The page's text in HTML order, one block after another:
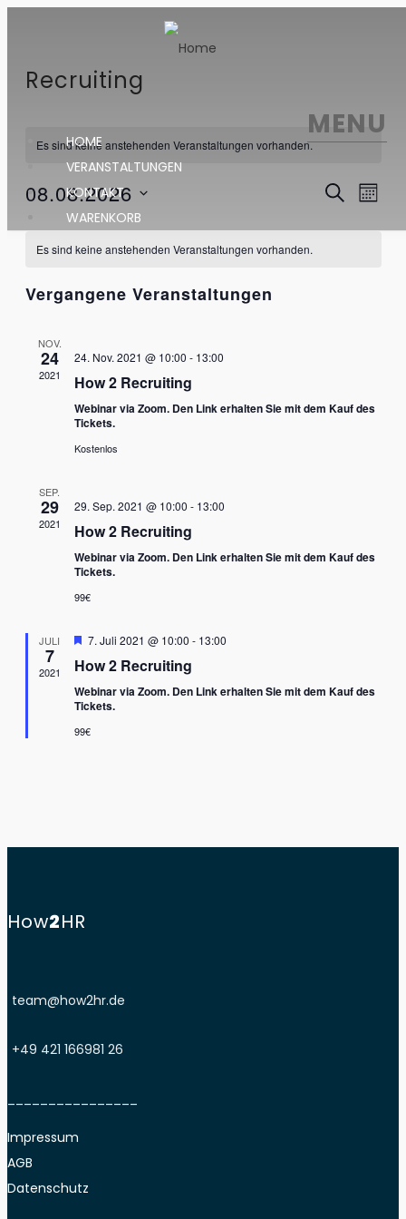
HOME
VERANSTALTUNGEN
KONTAKT
WARENKORB
MENU
Recruiting
Es sind keine anstehenden Veranstaltungen vorhanden.
SUCHE
08.08.2026
Datum
wählen.
Kalender
von
Es sind keine anstehenden Veranstaltungen vorhanden.
Vergangene Veranstaltungen
NOV.
24
2021
24. Nov. 2021 @ 10:00 - 13:00
How 2 Recruiting
Webinar via Zoom. Den Link erhalten Sie mit dem Kauf des
Tickets.
Kostenlos
SEP.
29
2021
29. Sep. 2021 @ 10:00 - 13:00
How 2 Recruiting
Webinar via Zoom. Den Link erhalten Sie mit dem Kauf des
Tickets.
99€
JULI
7
2021
Hervorgehoben
7. Juli 2021 @ 10:00 - 13:00
How 2 Recruiting
Webinar via Zoom. Den Link erhalten Sie mit dem Kauf des
Tickets.
99€
How2HR
team@how2hr.de
+49 421 166981 26
Impressum
AGB
Datenschutz